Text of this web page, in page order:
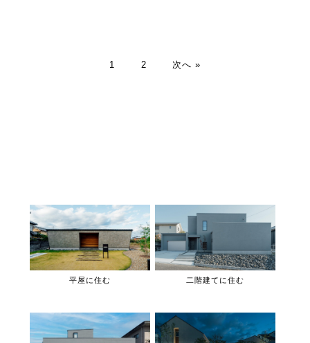
1 2 次へ »
平屋に住む 二階建てに住む